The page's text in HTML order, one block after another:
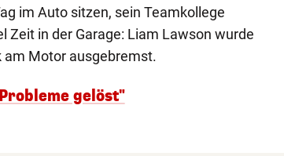
im Auto sitzen, sein Teamkollege
Zeit in der Garage: Liam Lawson wurde
am Motor ausgebremst.
gelöst"